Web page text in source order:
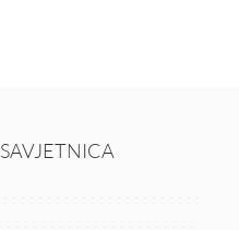
SAVJETNICA